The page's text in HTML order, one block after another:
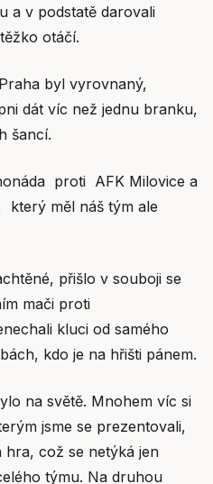
a v podstatě darovali
otáčí.
byl vyrovnaný,
dát víc než jednu branku,
šancí.
proti AFK Milovice a
který měl náš tým ale
přišlo v souboji se
mači proti
kluci od samého
kdo je na hřišti pánem.
na světě. Mnohem víc si
jsme se prezentovali,
což se netýká jen
týmu. Na druhou